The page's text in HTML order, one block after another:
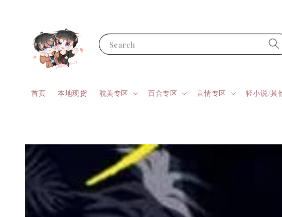
Search
首页 本地现货 耽美专区 百合专区 言情专区 轻小说/其